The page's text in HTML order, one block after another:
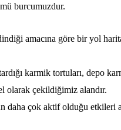
burcumuzdur.
amacına göre bir yol
karmik tortuları, depo
olarak çekildiğimiz alandır.
çok aktif olduğu etkileri